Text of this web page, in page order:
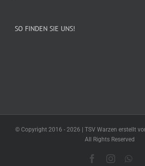
SO FINDEN SIE UNS!
© Copyright 2016 - 2026 | TSV Warzen erstellt
All Rights Reserved
FacebookInstagram